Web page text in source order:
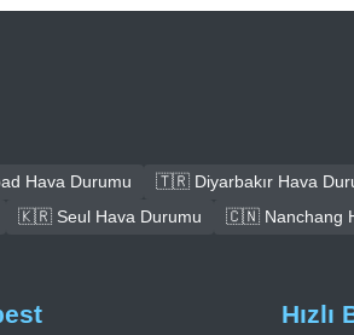
Hava Durumu 🇹🇷 Diyarbakır Hava
🇰🇷 Seul Hava Durumu 🇨🇳 Nanchang
Hızlı